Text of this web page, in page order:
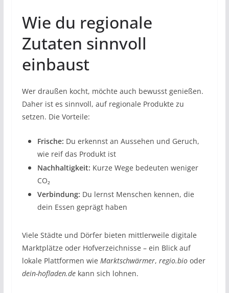
Wie du regionale
Zutaten sinnvoll
einbaust
Wer draußen kocht, möchte auch bewusst genießen.
Daher ist es sinnvoll, auf regionale Produkte zu
setzen. Die Vorteile:
Frische: Du erkennst an Aussehen und Geruch,
wie reif das Produkt ist
Nachhaltigkeit: Kurze Wege bedeuten weniger
CO₂
Verbindung: Du lernst Menschen kennen, die
dein Essen geprägt haben
Viele Städte und Dörfer bieten mittlerweile digitale
Marktplätze oder Hofverzeichnisse – ein Blick auf
lokale Plattformen wie Marktschwärmer, regio.biooder
dein-hofladen.dekann sich lohnen.